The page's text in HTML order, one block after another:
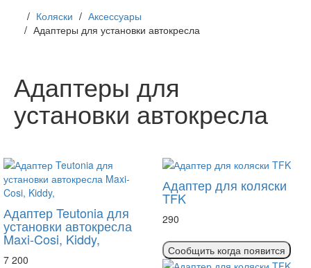
Коляски
Аксессуары
Адаптеры для установки автокресла
Адаптеры для
установки автокресла
Адаптер Teutonia для
установки автокресла
Maxi-Cosi, Kiddy,
7 200
Адаптер для коляски
TFK
290
Сообщить когда появится